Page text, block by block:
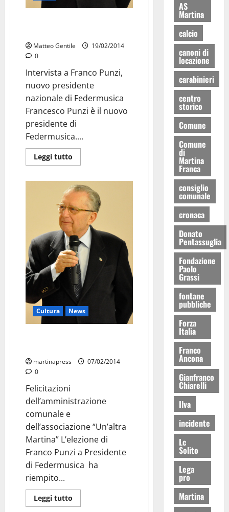
Matteo Gentile
19/02/2014
0
Intervista a Franco Punzi,
nuovo presidente
nazionale di Federmusica
Francesco Punzi è il nuovo
presidente di
Federmusica....
Leggi tutto
Cultura News
martinapress
07/02/2014
0
Felicitazioni
dell’amministrazione
comunale e
dell’associazione “Un’altra
Martina” L’elezione di
Franco Punzi a Presidente
di Federmusica ha
riempito...
Leggi tutto
AS
Martina
calcio
canoni di
locazione
carabinieri
centro
storico
Comune
Comune
di
Martina
Franca
consiglio
comunale
cronaca
Donato
Pentassuglia
Fondazione
Paolo
Grassi
fontane
pubbliche
Forza
Italia
Franco
Ancona
Gianfranco
Chiarelli
Ilva
incidente
Lc
Solito
Lega
pro
Martina